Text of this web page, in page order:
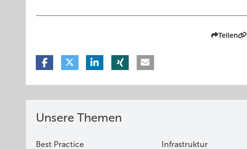
Teilen
Unsere Themen
Best Practice Infrastruktur